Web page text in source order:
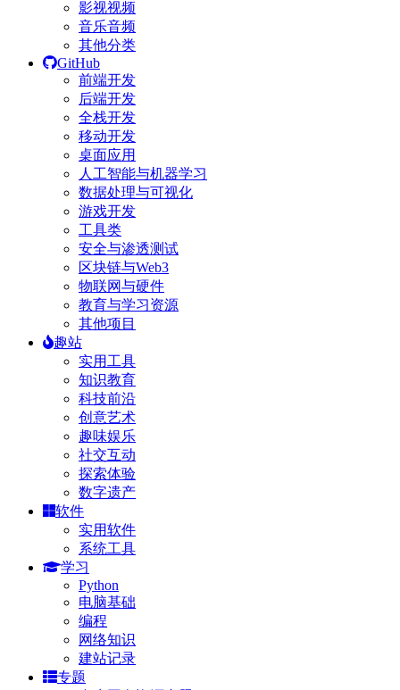
影视视频
音乐音频
其他分类
GitHub
前端开发
后端开发
全栈开发
移动开发
桌面应用
人工智能与机器学习
数据处理与可视化
游戏开发
工具类
安全与渗透测试
区块链与Web3
物联网与硬件
教育与学习资源
其他项目
趣站
实用工具
知识教育
科技前沿
创意艺术
趣味娱乐
社交互动
探索体验
数字遗产
软件
实用软件
系统工具
学习
Python
电脑基础
编程
网络知识
建站记录
专题